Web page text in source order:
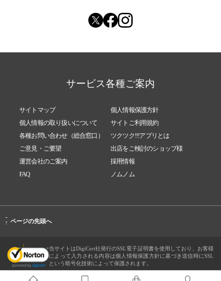
サービス各種ご案内
サイトマップ
個人情報保護方針
個人情報の取り扱いについて
サイトご利用規約
各種お問い合わせ（総合窓口）
ツクツク!!!アプリとは
ご意見・ご要望
出店をご検討のショップ様
運営会社のご案内
採用情報
FAQ
ノムノム
-
↑ ページの先頭へ
当サイトはDigiCert社発行のSSL電子証明書を使用しており、お客様
によって入力される内容は個人情報保護方針に基づき送信時にSSL
という暗号化技術によって保護されます。